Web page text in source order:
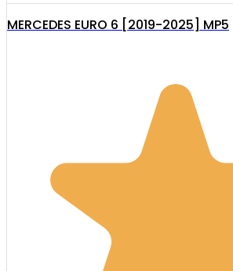
MERCEDES EURO 6 [2019-2025] MP5